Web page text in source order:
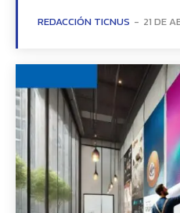
REDACCIÓN TICNUS - 21 DE